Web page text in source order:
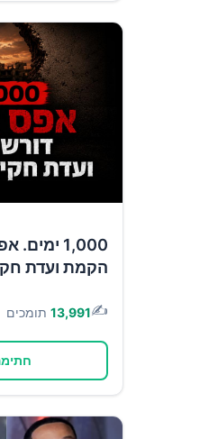
1,000
הקמת ועדת
✍️
13,991 תומכים